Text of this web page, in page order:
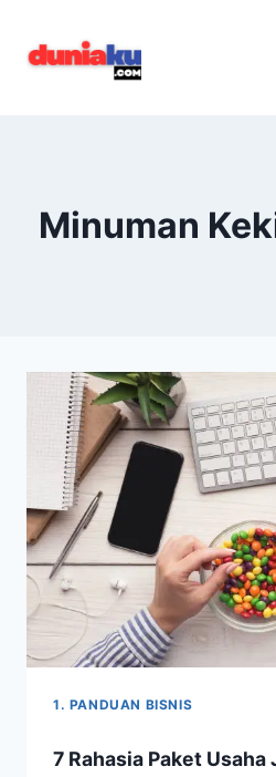
content
Minuman
1. PANDUAN BISNIS
7 Rahasia Paket